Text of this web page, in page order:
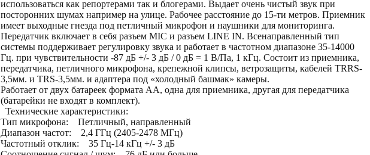
использоваться как репортерами так и блогерами. Выдает очень чистый звук при
посторонних шумах например на улице. Рабочее расстояние до 15-ти метров. Приемник
имеет выходные гнезда под петличный микрофон и наушники для мониторинга.
Передатчик включает в себя разъем MIC и разъем LINE IN. Всенаправленный тип
системы поддерживает регулировку звука и работает в частотном диапазоне 35-14000
Гц. при чувствительности -87 дБ +/- 3 дБ / 0 дБ = 1 В/Па, 1 кГц. Состоит из приемника,
передатчика, петличного микрофона, крепежной клипсы, ветрозащиты, кабелей TRRS-
3,5мм. и TRS-3,5мм. и адаптера под «холодный башмак» камеры.
Работает от двух батареек формата АА, одна для приемника, другая для передатчика
(батарейки не входят в комплект).
Технические характеристики:
Тип микрофона: Петличный, направленный
Диапазон частот: 2,4 ГГц (2405-2478 МГц)
Частотный отклик: 35 Гц-14 кГц +/- 3 дБ